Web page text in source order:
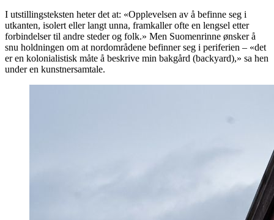
I utstillingsteksten heter det at: «Opplevelsen av å befinne seg i
utkanten, isolert eller langt unna, framkaller ofte en lengsel etter
forbindelser til andre steder og folk.» Men Suomenrinne ønsker å
snu holdningen om at nordområdene befinner seg i periferien – «det
er en kolonialistisk måte å beskrive min bakgård (backyard),» sa hen
under en kunstnersamtale.